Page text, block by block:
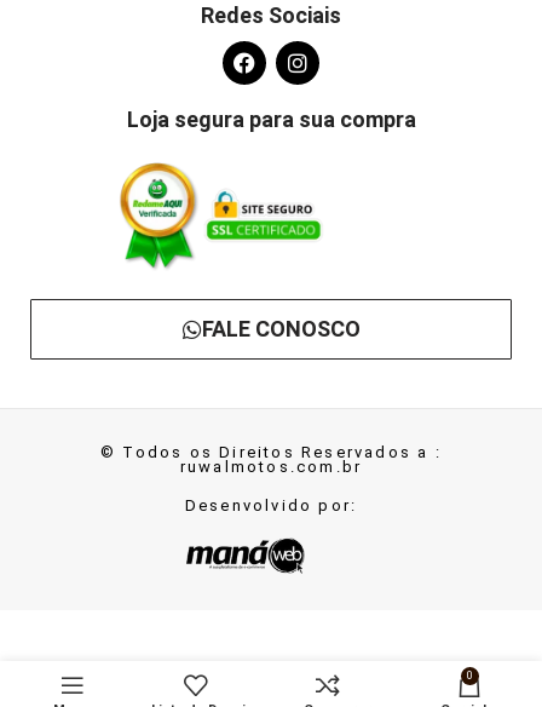
Redes Sociais
Loja segura para sua compra
FALE CONOSCO
© Todos os Direitos Reservados a :
ruwalmotos.com.br
Desenvolvido por:
Fechado Liberty
Four Preto Brilho
SELECIONAR
OPÇÕES
0